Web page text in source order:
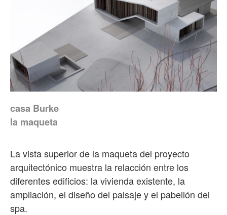
casa Burke
la maqueta
La vista superior de la maqueta del proyecto
arquitectónico muestra la relacción entre los
diferentes edificios: la vivienda existente, la
ampliación, el diseño del paisaje y el pabellón del
spa.